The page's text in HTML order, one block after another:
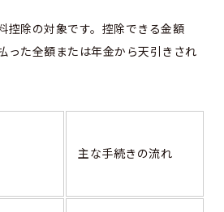
控除の対象です。控除できる金額
った全額または年金から天引きされ
主な手続きの流れ